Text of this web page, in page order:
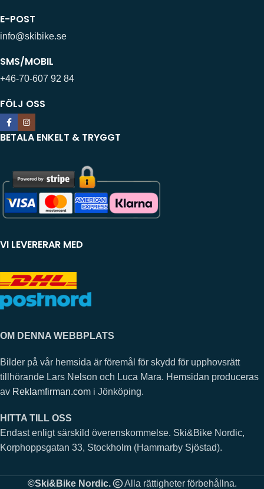
E-POST
info@skibike.se
SMS/MOBIL
+46-70-607 92 84
FÖLJ OSS
BETALA ENKELT & TRYGGT
VI LEVERERAR MED
OM DENNA WEBBPLATS
Bilder på vår hemsida är föremål för skydd för upphovsrätt
tillhörande Lars Nelson och Luca Mara. Hemsidan produceras
av Reklamfirman.com i Jönköping.
HITTA TILL OSS
Endast enligt särskild överenskommelse. Ski&Bike Nordic,
Korphoppsgatan 33, Stockholm (Hammarby Sjöstad).
©Ski&Bike Nordic. Alla rättigheter förbehållna.